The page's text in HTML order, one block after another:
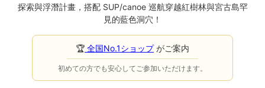
探索與浮潛計畫，搭配 SUP/canoe 巡航穿越紅樹林與宮古島罕
見的藍色洞穴！
🏆 全国No.1ショップがご案内
初めての方でも安心してご参加いただけます。